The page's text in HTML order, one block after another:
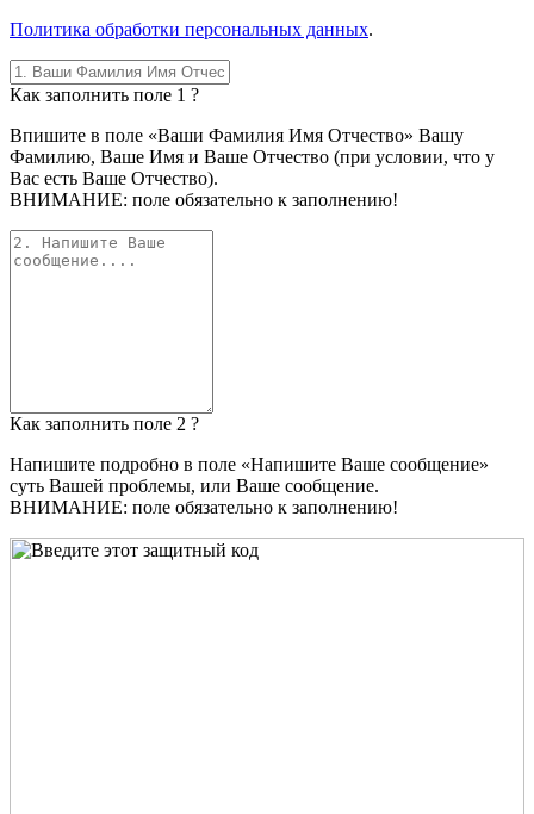
Политика обработки персональных данных.
Как заполнить поле 1 ?
Впишите в поле «Ваши Фамилия Имя Отчество» Вашу
Фамилию, Ваше Имя и Ваше Отчество (при условии, что у
Вас есть Ваше Отчество).
ВНИМАНИЕ: поле обязательно к заполнению!
Как заполнить поле 2 ?
Напишите подробно в поле «Напишите Ваше сообщение»
суть Вашей проблемы, или Ваше сообщение.
ВНИМАНИЕ: поле обязательно к заполнению!